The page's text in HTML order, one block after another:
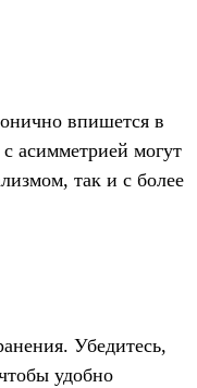
впишется в
асимметрией могут
так и с более
Убедитесь,
удобно